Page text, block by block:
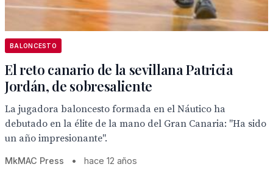
BALONCESTO
El reto canario de la sevillana Patricia
Jordán, de sobresaliente
La jugadora baloncesto formada en el Náutico ha
debutado en la élite de la mano del Gran Canaria: "Ha sido
un año impresionante".
MkMAC Press • hace 12 años